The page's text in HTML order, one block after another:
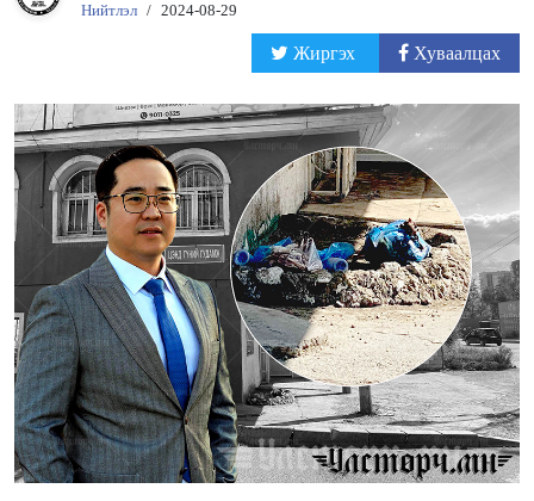
Нийтлэл / 2024-08-29
Жиргэх Хуваалцах